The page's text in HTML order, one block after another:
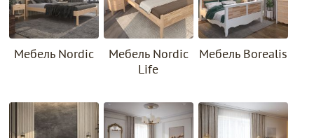
Мебель Nordic
Мебель Nordic
Life
Мебель Borealis